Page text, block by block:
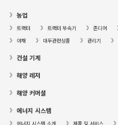
농업
트랙터 트랙터 부속기 존디어
야채
대두관련상품 관리기
건설 기계
해양 레저
해양 커머셜
에너지 시스템
에너지 시스템 소개 제품 및 서비스